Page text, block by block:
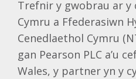
Trefnir y gwobrau ar y
Cymru a Ffederasiwn
Cenedlaethol Cymru
gan Pearson PLC a’u
Wales, y partner yn y